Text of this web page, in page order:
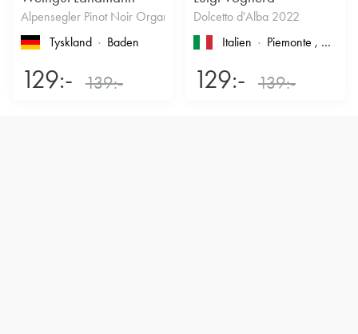
Alpensegler Pinot Noir Organic 2022
Tyskland
Baden
129:- 139:-
Dolcetto d'Alba 2022
Italien
Piemonte , Dolcetto d'Alba
129:- 139:-